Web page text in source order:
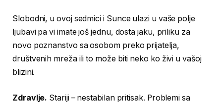
Slobodni, u ovoj sedmici i Sunce ulazi u vaše polje
ljubavi pa vi imate još jednu, dosta jaku, priliku za
novo poznanstvo sa osobom preko prijatelja,
društvenih mreža ili to može biti neko ko živi u vašoj
blizini.
Zdravlje. Stariji – nestabilan pritisak. Problemi sa